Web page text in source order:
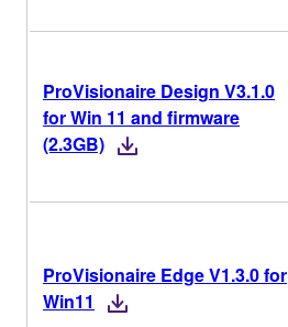
ProVisionaire Design V3.1.0
for Win 11 and firmware
(2.3GB)
ProVisionaire Edge V1.3.0 for
Win11